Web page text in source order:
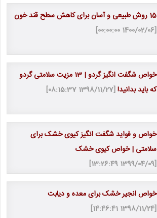
15 روش طبیعی و آسان برای کاهش سطح قند خون
[1400/02/06 00:00:00]
خواص شگفت انگیز گردو | 13 مزیت سلامتی گردو
که باید بدانید![1398/11/27 08:15:37]
خواص و فواید شگفت انگیز کیوی خشک برای
سلامتی | خواص کیوی خشک
[1399/04/09 13:26:49]
خواص انجیر خشک برای معده و دیابت
[1398/11/24 14:46:41]